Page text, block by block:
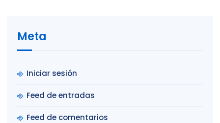
Meta
Iniciar sesión
Feed de entradas
Feed de comentarios